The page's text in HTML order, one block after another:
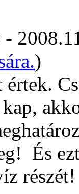
-
)
értek.
És
részét!